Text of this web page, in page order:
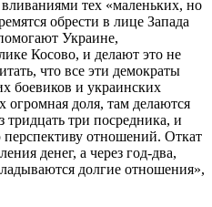
тех «маленьких, но
обрести в лице Запада
Украине,
Косово, и делают это не
что все эти демократы
боевиков и украинских
огромная доля, там делаются
тридцать три посредника, и
перспективу отношений. Откат
денег, а через год-два,
долгие отношения»,